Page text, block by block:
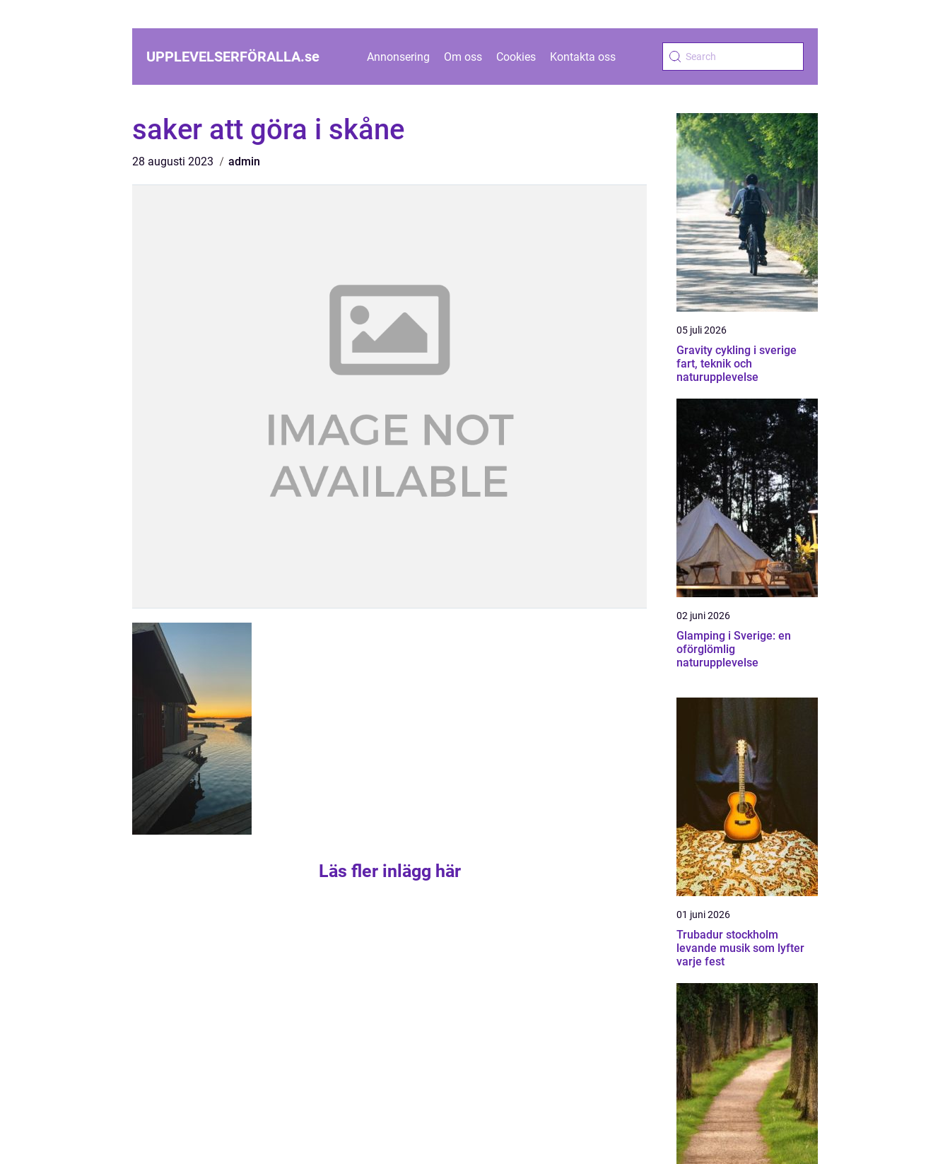
UPPLEVELSERFÖRALLA.se Annonsering Om oss Cookies Kontakta oss
saker att göra i skåne
28 augusti 2023 admin
Läs fler inlägg här
05 juli 2026
Gravity cykling i sverige
fart, teknik och
naturupplevelse
02 juni 2026
Glamping i Sverige: en
oförglömlig
naturupplevelse
01 juni 2026
Trubadur stockholm
levande musik som lyfter
varje fest